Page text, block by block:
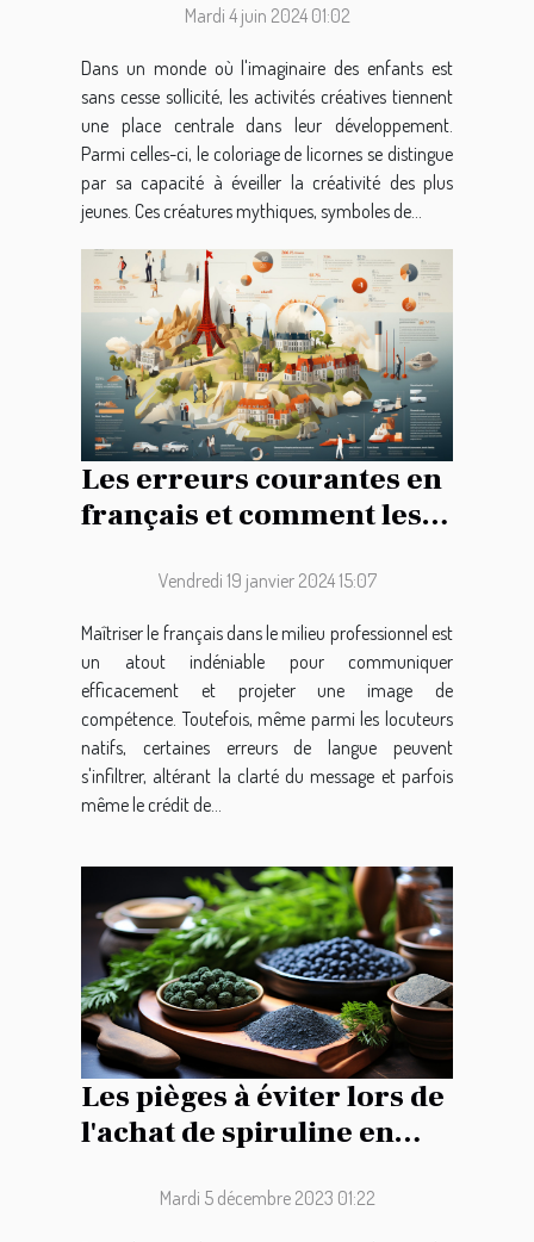
développement créatif
chez les enfants
Mardi 4 juin 2024 01:02
Dans un monde où l'imaginaire des enfants est
sans cesse sollicité, les activités créatives tiennent
une place centrale dans leur développement.
Parmi celles-ci, le coloriage de licornes se distingue
par sa capacité à éveiller la créativité des plus
jeunes. Ces créatures mythiques, symboles de...
Les erreurs courantes en
français et comment les
communication
professionnelle
Vendredi 19 janvier 2024 15:07
Maîtriser le français dans le milieu professionnel est
un atout indéniable pour communiquer
efficacement et projeter une image de
compétence. Toutefois, même parmi les locuteurs
natifs, certaines erreurs de langue peuvent
s'infiltrer, altérant la clarté du message et parfois
même le crédit de...
Les pièges à éviter lors de
l'achat de spiruline en
Mardi 5 décembre 2023 01:22